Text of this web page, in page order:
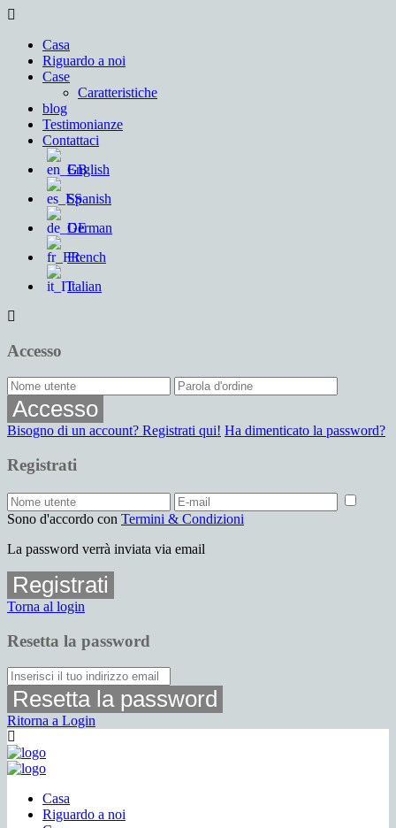
Casa
Riguardo a noi
Case
Caratteristiche
blog
Testimonianze
Contattaci
English
Spanish
German
French
Italian
Accesso
Accesso
Bisogno di un account? Registrati qui! Ha dimenticato la password?
Registrati
Sono d'accordo con Termini & Condizioni
La password verrà inviata via email
Registrati
Torna al login
Resetta la password
Resetta la password
Ritorna a Login
Casa
Riguardo a noi